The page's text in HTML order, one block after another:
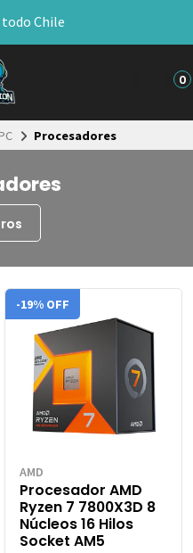
todo Chile
0
Procesadores
-19% OFF
AMD
Procesador AMD
Ryzen 7 7800X3D 8
Núcleos 16 Hilos
Socket AM5